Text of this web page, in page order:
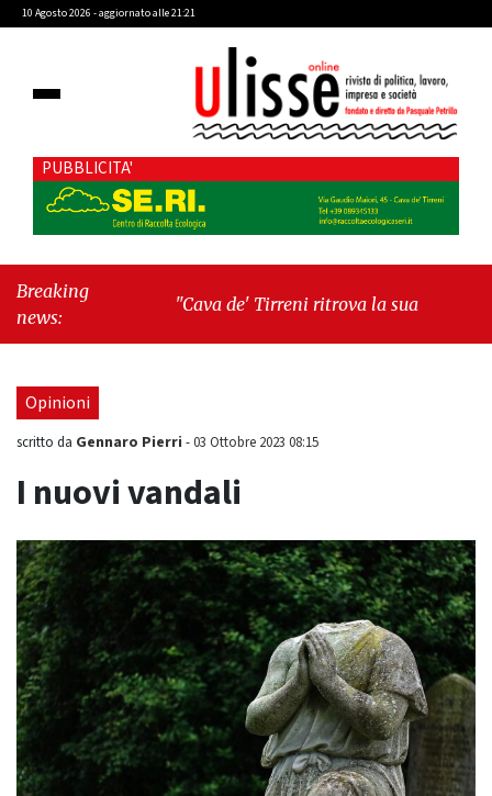
10 Agosto 2026 - aggiornato alle 21:21
PUBBLICITA'
Breaking
news:
"Cava de' Tirreni ritrova la sua Manifattura:
Opinioni
scritto da Gennaro Pierri -03 Ottobre 2023 08:15
I nuovi vandali